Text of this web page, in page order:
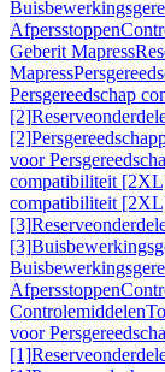
Afpersstoppen
Geberit Mapress
Mapress
Persgereedschap
[2]
[2]
voor
compatibiliteit
compatibiliteit
[3]
[3]
Afpersstoppen
Controlemiddelen
voor
[1]